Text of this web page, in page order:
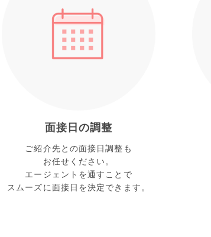
面接日の調整
ご紹介先との面接日調整も
お任せください。
エージェントを通すことで
スムーズに面接日を決定できます。